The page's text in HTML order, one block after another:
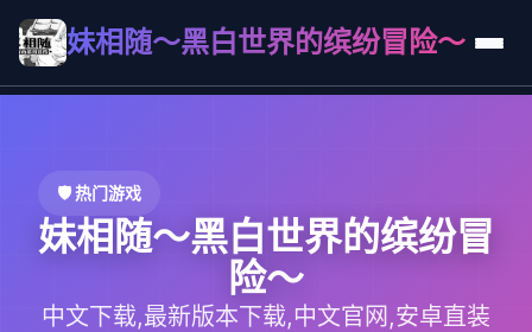
妹相随～黑白世界的缤纷冒险～
🛡️ 热门游戏
妹相随～黑白世界的缤纷冒
险～
中文下载,最新版本下载,中文官网,安卓直装